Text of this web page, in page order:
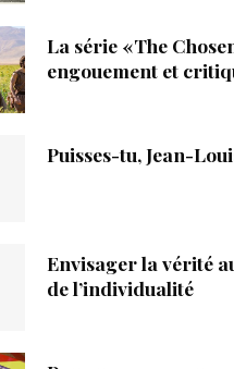
La série «The
engouement et
Puisses-tu, Jean-
Envisager la vérité
de l’individualité